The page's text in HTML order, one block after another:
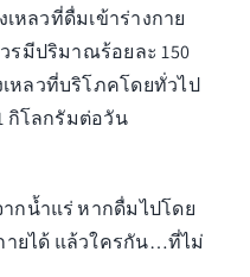
หลวที่ดื่มเข้าร่างกาย
มีปริมาณร้อยละ 150
หลวที่บริโภคโดยทั่วไป
กิโลกรัมต่อวัน
กน้ำแร่ หากดื่มไปโดย
ายได้ แล้วใครกัน…ที่ไม่